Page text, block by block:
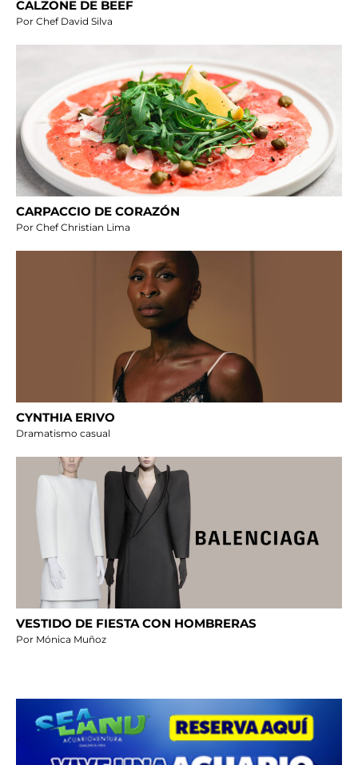
CALZONE DE BEEF
Por Chef David Silva
CARPACCIO DE CORAZÓN
Por Chef Christian Lima
CYNTHIA ERIVO
Dramatismo casual
VESTIDO DE FIESTA CON HOMBRERAS
Por Mónica Muñoz